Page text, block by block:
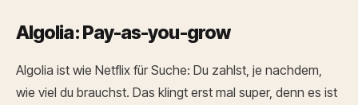
Algolia: Pay-as-you-grow
Algolia ist wie Netflix für Suche: Du zahlst, je nachdem,
wie viel du brauchst. Das klingt erst mal super, denn es ist